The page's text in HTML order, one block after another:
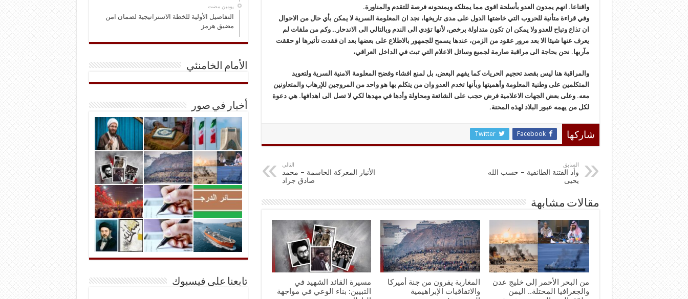
واقناعا. انهم يمدون العدو بأسلحة اقوى مما يمتلكه ويمنحونه فرصة للتقدم والمناورة.
وفي قراءة متأنية للحروب التي خاضتها الدول على مدى تاريخها، نجد ان المعلومة السرية لا يمكن بأي حال من الاحوال
ان تذاع وتباح للعدو ولا يمكن ان تكون متداولة برخص، لأنها تؤدي الى الندم وبالتالي الى الاندحار.. وكم من ملفات لم
يعرف عنها شيئا الا بعد مرور عقود من الزمن، عندها يسمح للجمهور بالاطلاع على بعضها بعد ان فقدت تأثيرها او حققت
مآربها. نحن بحاجة الى مراقبة صارمة لجميع وسائل الاعلام التي تبث في الداخل العراقي،
والمراقبة هنا ليس بقصد تحجيم الحريات كما يفهم البعض، بل لمنع افشاء وفضح المعلومة الامنية السرية ولتعويد
المتكلمين على وطنية المعلومة وأهميتها وبأنها تخدم العدو وان من يتكلم بها هو واحد من المروجين للإرهاب والمتعاونين
معه. وعلى بعض الجهات الاعلامية فرض حجب على الشائعة ومحاولة وأدها في مهدها لكي لا تصل الى اهدافها. هي دعوة
لكل من يهمه عبور البلاد لهذه المحنة.
شاركها Facebook
Twitter
السابق
وأد الفتنة الطائفية – حسب الله
يحيى
التالي
الأنبار المعركة الحاسمة – محمد
صادق جراد
مقالات مشابهة
من البحر الأحمر إلى خليج عدن
والجغرافيا المحتلة.. اليمن
المغاربة يفرون من جنة أميركا
والاتفاقيات الإبراهيمية
مسيرة القائد الشهيد في
التبيين: بناء الوعي في مواجهة
‏يومين مضت
التفاصيل الأولية للخطة الاستراتيجية لضمان امن
مضيق هرمز
الأمام الخامنئي
أخبار في صور
تابعنا على فيسبوك